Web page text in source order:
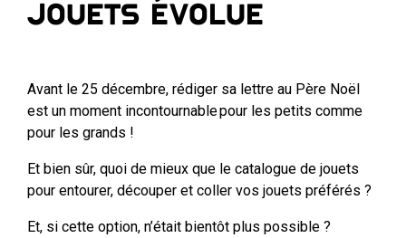
jouets évolue
Avant le 25 décembre, rédiger sa lettre au Père Noël
est un moment incontournable pour les petits comme
pour les grands !
Et bien sûr, quoi de mieux que le catalogue de jouets
pour entourer, découper et coller vos jouets préférés ?
Et, si cette option, n’était bientôt plus possible ?